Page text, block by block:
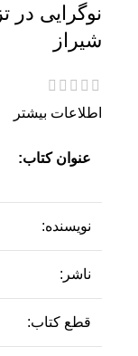
نوگرایی در
شیراز
اطلاعات بیشتر
عنوان کتاب:
نویسنده:
ناشر:
قطع کتاب: